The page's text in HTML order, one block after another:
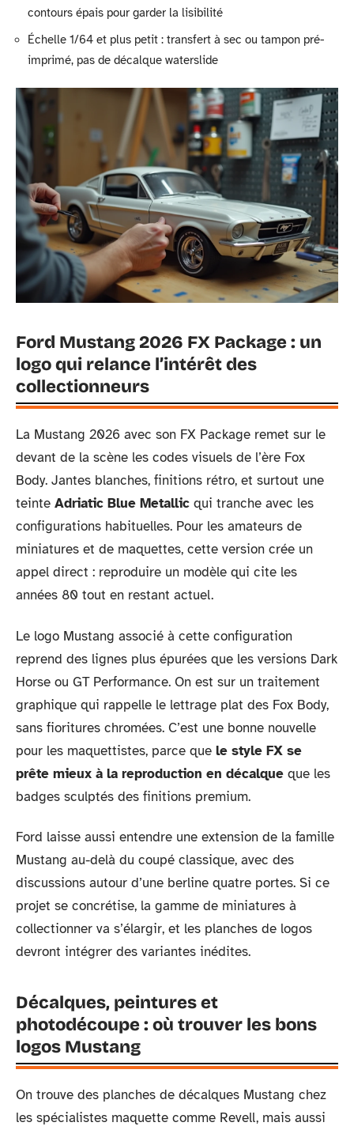
contours épais pour garder la lisibilité
Échelle 1/64 et plus petit : transfert à sec ou tampon pré-
imprimé, pas de décalque waterslide
Ford Mustang 2026 FX Package : un
logo qui relance l’intérêt des
collectionneurs
La Mustang 2026 avec son FX Package remet sur le
devant de la scène les codes visuels de l’ère Fox
Body. Jantes blanches, finitions rétro, et surtout une
teinte Adriatic Blue Metallic qui tranche avec les
configurations habituelles. Pour les amateurs de
miniatures et de maquettes, cette version crée un
appel direct : reproduire un modèle qui cite les
années 80 tout en restant actuel.
Le logo Mustang associé à cette configuration
reprend des lignes plus épurées que les versions Dark
Horse ou GT Performance. On est sur un traitement
graphique qui rappelle le lettrage plat des Fox Body,
sans fioritures chromées. C’est une bonne nouvelle
pour les maquettistes, parce que le style FX se
prête mieux à la reproduction en décalque que les
badges sculptés des finitions premium.
Ford laisse aussi entendre une extension de la famille
Mustang au-delà du coupé classique, avec des
discussions autour d’une berline quatre portes. Si ce
projet se concrétise, la gamme de miniatures à
collectionner va s’élargir, et les planches de logos
devront intégrer des variantes inédites.
Décalques, peintures et
photodécoupe : où trouver les bons
logos Mustang
On trouve des planches de décalques Mustang chez
les spécialistes maquette comme Revell, mais aussi